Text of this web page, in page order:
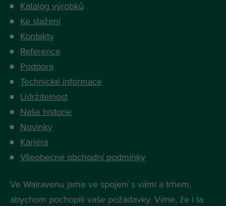
Katalog výrobků
Ke stažení
Kontakty
Reference
Podpora
Technické informace
Udržitelnost
Naše historie
Novinky
Kariéra
Všeobecné obchodní podmínky
Ve Walravenu jsme ve spojení s vámi a trhem,
abychom pochopili vaše požadavky. Víme, že i ta